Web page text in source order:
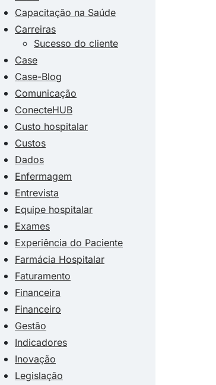
Capacitação na Saúde
Carreiras
Sucesso do cliente
Case
Case-Blog
Comunicação
ConecteHUB
Custo hospitalar
Custos
Dados
Enfermagem
Entrevista
Equipe hospitalar
Exames
Experiência do Paciente
Farmácia Hospitalar
Faturamento
Financeira
Financeiro
Gestão
Indicadores
Inovação
Legislação